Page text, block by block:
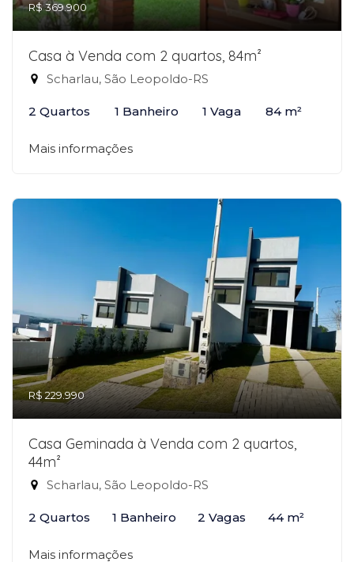
R$ 369.900
Casa à Venda com 2 quartos, 84m²
Scharlau, São Leopoldo-RS
2 Quartos 1 Banheiro 1 Vaga 84 m²
Mais informações
R$ 229.990
Casa Geminada à Venda com 2 quartos,
44m²
Scharlau, São Leopoldo-RS
2 Quartos 1 Banheiro 2 Vagas 44 m²
Mais informações